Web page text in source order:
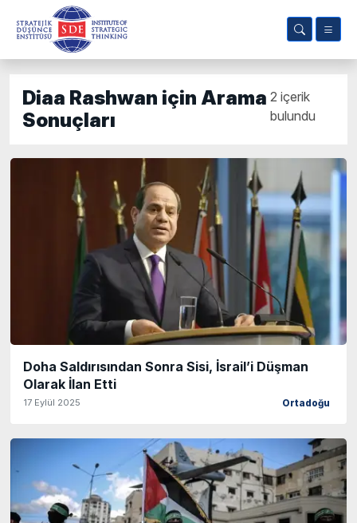
Diaa Rashwan için Arama
Sonuçları
2 içerik
bulundu
Doha Saldırısından Sonra Sisi, İsrail’i Düşman
Olarak İlan Etti
17 Eylül 2025 Ortadoğu